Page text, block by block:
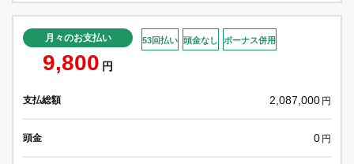
月々のお支払い
9,800 円
53回払い 頭金なし ボーナス併用
支払総額 2,087,000 円
頭金 0 円